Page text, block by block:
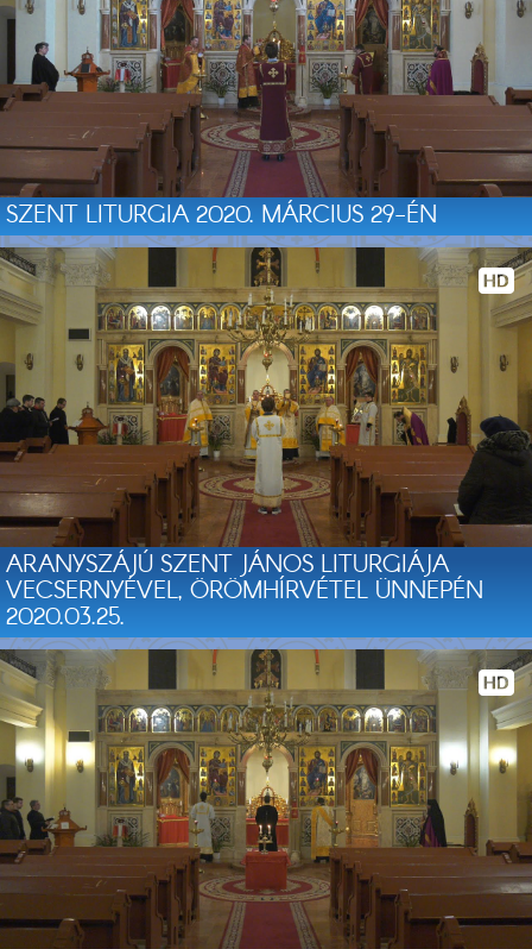
SZENT LITURGIA 2020. MÁRCIUS 29-ÉN
ARANYSZÁJÚ SZENT JÁNOS LITURGIÁJA
VECSERNYÉVEL, ÖRÖMHÍRVÉTEL ÜNNEPÉN
2020.03.25.